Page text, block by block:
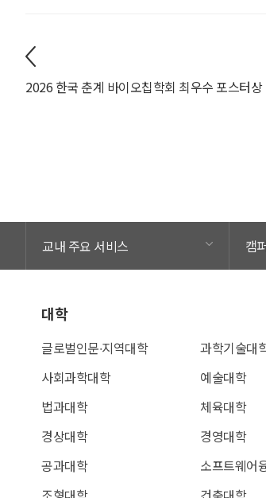
교내 주요 서비스 캠
대학
글로벌인문∙지역대학
사회과학대학
법과대학
경상대학
공과대학
과학기술대
예술대학
체육대학
경영대학
소프트웨어